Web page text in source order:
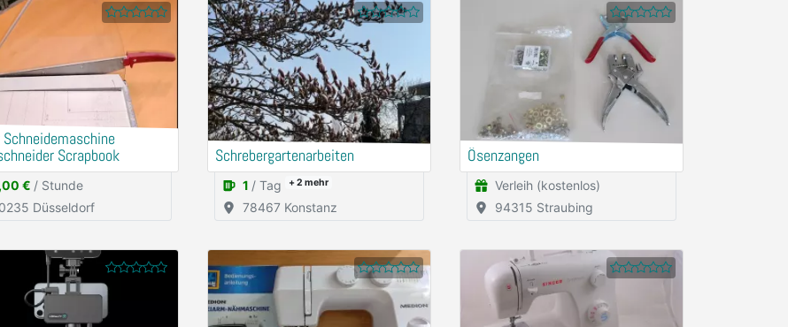
Schneidemaschine
Scrapbook
€ / Stunde
Düsseldorf
Schrebergartenarbeiten
1 / Tag + 2mehr
78467 Konstanz
Ösenzangen
Verleih (kostenlos)
94315 Straubing